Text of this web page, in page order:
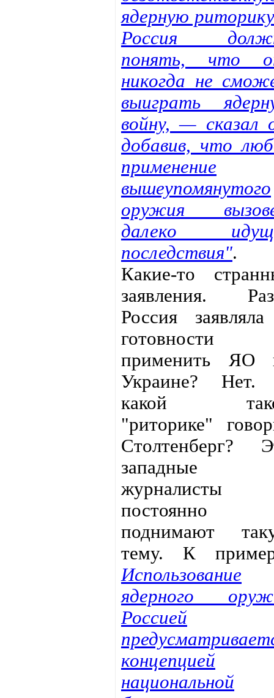
ядерную
Россия
понять, что
никогда не
выиграть
войну, — сказал
добавив, что
применение
вышеупомянутого
оружия
далеко
последствия".
Какие-то
заявления.
Россия
готовности
применить ЯО
Украине?
какой
"риторике"
Столтенберг?
западные
журналисты
постоянно
поднимают
тему. К
Использование
ядерного
Россией
концепцией
национальной